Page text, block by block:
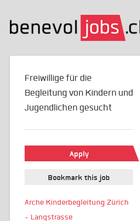
Freiwillige für die
Begleitung von Kindern und
Jugendlichen gesucht
Apply
Bookmark this job
Arche Kinderbegleitung Zürich
- Langstrasse